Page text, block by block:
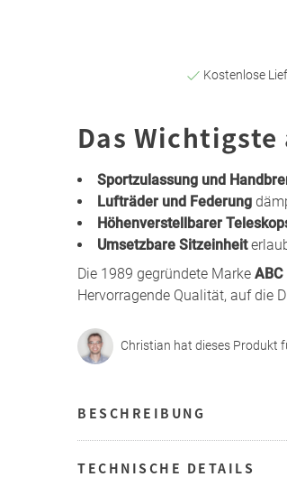
Kostenlose
Das
Sportzulassung und
Lufträder und Federung
Höhenverstellbarer
Umsetzbare Sitzeinheit
Die 1989 gegründete Marke ABC
Hervorragende Qualität, auf die
Christian hat dieses Produkt
BESCHREIBUNG
TECHNISCHE DETAILS